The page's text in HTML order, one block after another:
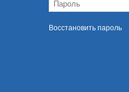
Восстановить пароль